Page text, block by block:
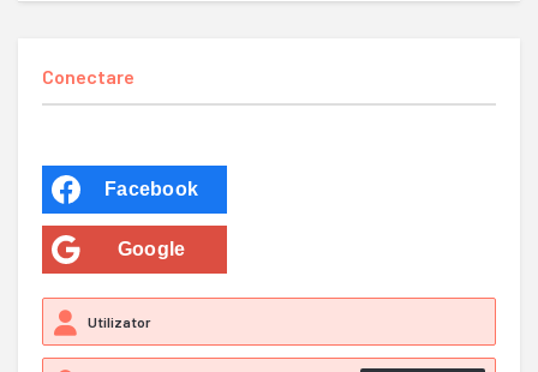
Conectare
Facebook
Google